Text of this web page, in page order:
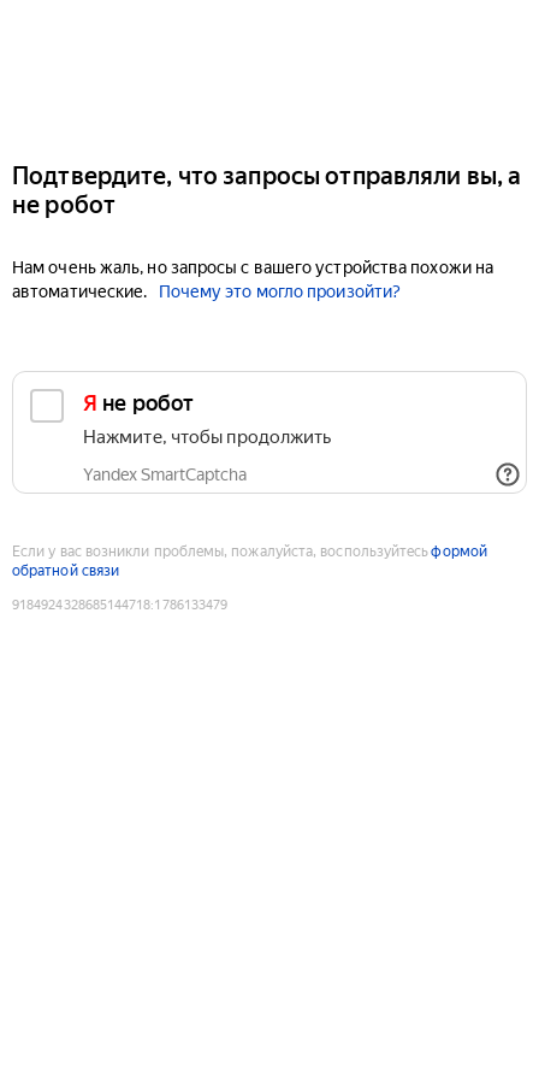
Подтвердите, что запросы отправляли вы, а
не робот
Нам очень жаль, но запросы с вашего устройства похожи на
автоматические.
Почему это могло произойти?
Я не робот
Нажмите, чтобы продолжить
Yandex SmartCaptcha
Если у вас возникли проблемы, пожалуйста, воспользуйтесьформой
обратной связи
9184924328685144718:1786133479